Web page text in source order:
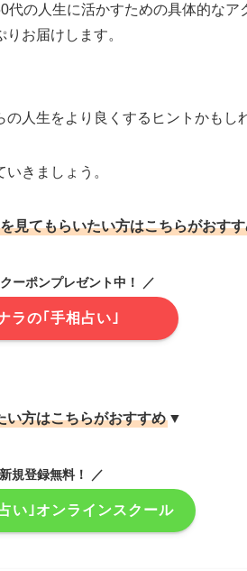
の人生に活かすための具体的なア
お届けします。
人生をより良くするヒントかもし
きましょう。
見てもらいたい方はこちらがおす
ーポンプレゼント中！ ／
ラの｢手相占い｣
い方はこちらがおすすめ ▼
規登録無料！ ／
い｣オンラインスクール